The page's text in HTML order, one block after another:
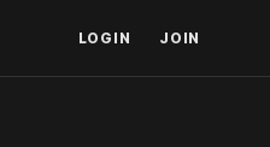
LOGIN JOIN